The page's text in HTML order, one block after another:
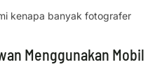
kenapa banyak fotografer
Menggunakan Mobil